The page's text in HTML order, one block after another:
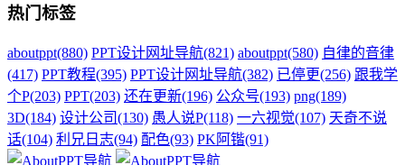
热门标签
aboutppt(880) PPT设计网址导航(821) aboutppt(580) 自律的音律
(417) PPT教程(395) PPT设计网址导航(382) 已停更(256) 跟我学
个P(203) PPT(203) 还在更新(196) 公众号(193) png(189)
3D(184) 设计公司(130) 愚人说P(118) 一六视觉(107) 天奇不说
话(104) 利兄日志(94) 配色(93) PK阿锴(91)